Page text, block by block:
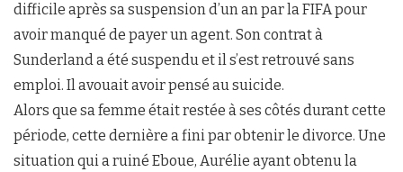
difficile après sa suspension d’un an par la FIFA pour
avoir manqué de payer un agent. Son contrat à
Sunderland a été suspendu et il s’est retrouvé sans
emploi. Il avouait avoir pensé au suicide.
Alors que sa femme était restée à ses côtés durant cette
période, cette dernière a fini par obtenir le divorce. Une
situation qui a ruiné Eboue, Aurélie ayant obtenu la